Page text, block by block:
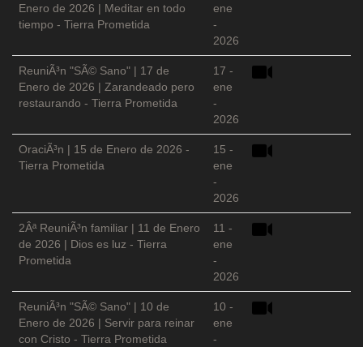
Enero de 2026 | Meditar en todo
tiempo - Tierra Prometida
ene
-
2026
ReuniÃ³n "SÃ© Sano" | 17 de
Enero de 2026 | Zarandeado pero
restaurando - Tierra Prometida
17 -
ene
-
2026
OraciÃ³n | 15 de Enero de 2026 -
Tierra Prometida
15 -
ene
-
2026
2Âª ReuniÃ³n familiar | 11 de Enero
de 2026 | Dios es luz - Tierra
Prometida
11 -
ene
-
2026
ReuniÃ³n "SÃ© Sano" | 10 de
Enero de 2026 | Servir para reinar
con Cristo - Tierra Prometida
10 -
ene
-